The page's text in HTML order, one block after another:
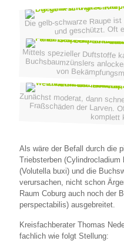
Die gelb-schwarze Raupe
und geschützt. Oft
Mittels spezieller Duftstoffe
Buchsbaumzünslers
von
Zunächst moderat, dann
Fraßschäden der Larven.
komplett
Als wäre der Befall durch die
Triebsterben
(Volutella buxi) und die
verursachen, nicht schon
Raum Coburg auch noch der
perspectabilis) ausgebreitet.
Kreisfachberater Thomas
fachlich wie folgt Stellung: